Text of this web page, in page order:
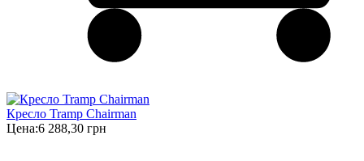
Кресло Tramp Chairman
Цена:6 288,30 грн